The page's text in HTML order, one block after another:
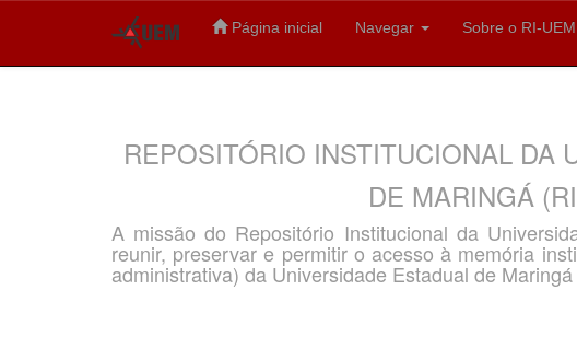
Página inicial Navegar Sobre o RI-UEM
REPOSITÓRIO INSTITUCIONAL DA
DE MARINGÁ
A missão do Repositório Institucional da
reunir, preservar e permitir o acesso à memória
administrativa) da Universidade Estadual de